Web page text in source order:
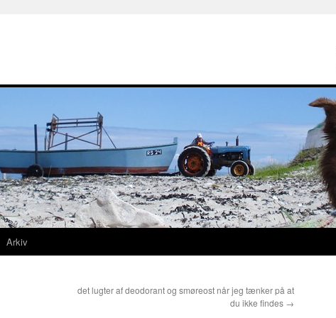
Arkiv
det lugter af deodorant og smøreost når jeg tænker på at
du ikke findes →